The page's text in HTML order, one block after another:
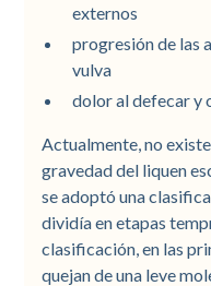
externos
progresión de las
vulva
dolor al defecar y
Actualmente, no
gravedad del liquen
se adoptó una
dividía en etapas
clasificación, en las
quejan de una leve